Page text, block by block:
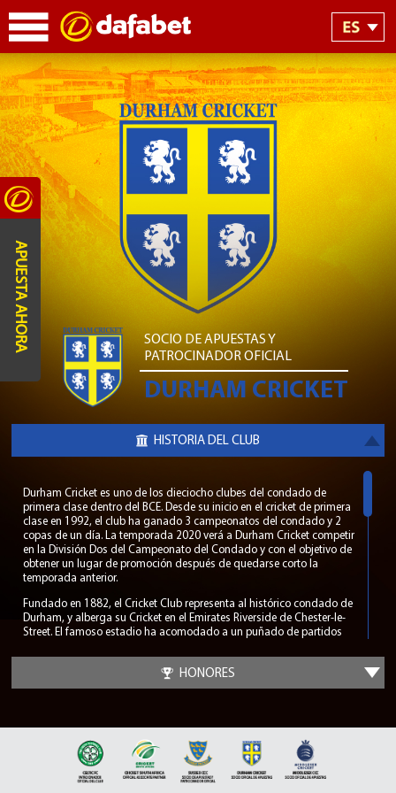
SOCIO DE APUESTAS Y
PATROCINADOR OFICIAL
DURHAM CRICKET
HISTORIA DEL CLUB
Durham Cricket es uno de los dieciocho clubes del condado de
primera clase dentro del BCE. Desde su inicio en el cricket de primera
clase en 1992, el club ha ganado 3 campeonatos del condado y 2
copas de un día. La temporada 2020 verá a Durham Cricket competir
en la División Dos del Campeonato del Condado y con el objetivo de
obtener un lugar de promoción después de quedarse corto la
temporada anterior.
Fundado en 1882, el Cricket Club representa al histórico condado de
Durham, y alberga su Cricket en el Emirates Riverside de Chester-le-
Street. El famoso estadio ha acomodado a un puñado de partidos
lugares más pintorescos en el cricket del condado.
Antes de convertirse en un equipo establecido de Primera Clase,
racha invicta que se extendió a 65 partidos, un récord que aún
permanece intacto. Este éxito provocó que el club promoviera la
legitimidad de Primera Clase en 1989. En 1991 se le otorgó el
estatus de Primera Clase, lo que convirtió a Durham Cricket en el
primer condado nuevo en 70 años.
HONORES
APUESTA AHORA